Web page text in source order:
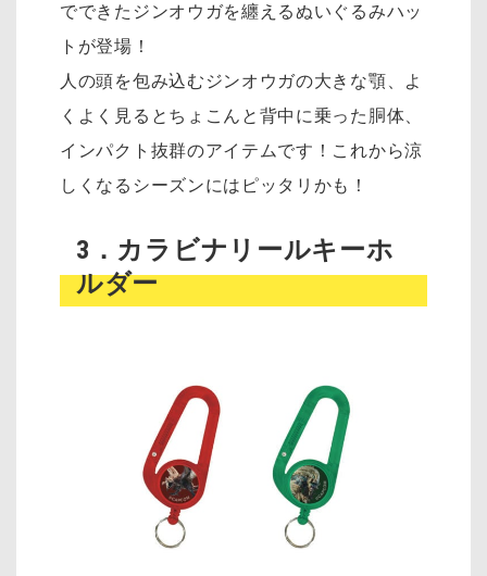
でできたジンオウガを纏えるぬいぐるみハッ
トが登場！
人の頭を包み込むジンオウガの大きな顎、よ
くよく見るとちょこんと背中に乗った胴体、
インパクト抜群のアイテムです！これから涼
しくなるシーズンにはピッタリかも！
3．カラビナリールキーホ
ルダー